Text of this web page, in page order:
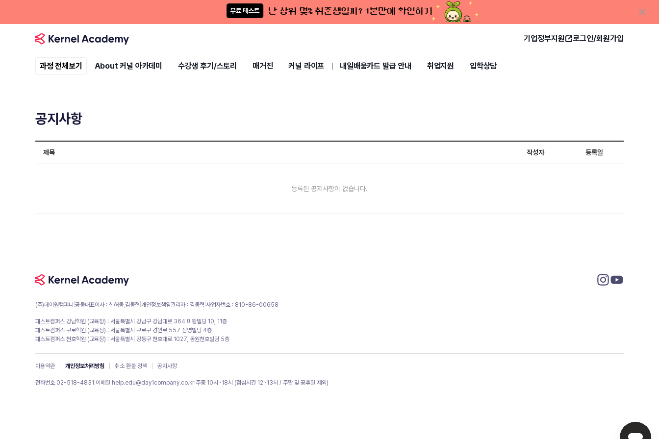
기업정부지원 로그인/회원가입
과정 전체보기 About 커널 아카데미 수강생 후기/스토리 매거진 커널 라이프 내일배움카드 발급 안내 취업지원 입학상담
공지사항
제목 작성자 등록일
등록된 공지사항이 없습니다.
(주)데이원컴퍼니 공동대표이사 : 신해동,김동혁 개인정보책임관리자 : 김동혁 사업자번호 : 810-86-00658
패스트캠퍼스 강남학원 (교육장) : 서울특별시 강남구 강남대로 364 미왕빌딩 10, 11층
패스트캠퍼스 구로학원 (교육장) : 서울특별시 구로구 경인로 557 삼영빌딩 4층
패스트캠퍼스 천호학원 (교육장) : 서울특별시 강동구 천호대로 1027, 동원천호빌딩 5층
이용약관 개인정보처리방침 취소 환불 정책 공지사항
전화번호 02-518-4831 이메일 help.edu@day1company.co.kr 주중 10시~18시 (점심시간 12~13시 / 주말 및 공휴일 제외)